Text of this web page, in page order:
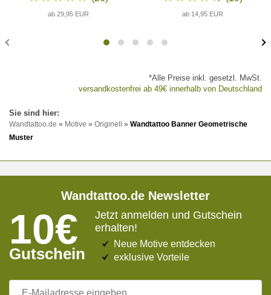
ab 29,95 EUR ab 14,95 EUR
*Alle Preise inkl. gesetzl. MwSt.
versandkostenfrei ab 49€ innerhalb von Deutschland
Wandtattoo.de » Motive » Originell » Wandtattoo Banner Geometrische
Muster
Wandtattoo.de Newsletter
10€
Gutschein
Jetzt anmelden und Gutschein
erhalten!
Neue Motive entdecken
exklusive Vorteile